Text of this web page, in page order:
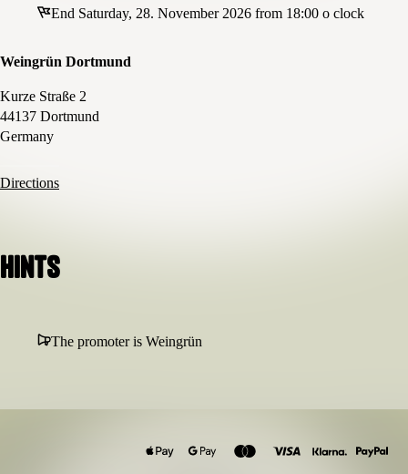
End Saturday, 28. November 2026 from 18:00 o clock
Weingrün Dortmund
Kurze Straße 2
44137 Dortmund
Germany
Directions
Hints
The promoter is Weingrün